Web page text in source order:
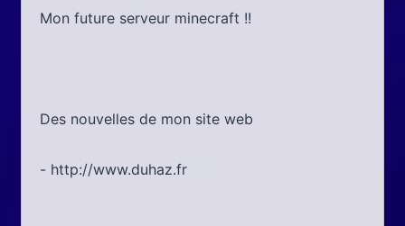
Mon future serveur minecraft !!
Des nouvelles de mon site web
- http://www.duhaz.fr